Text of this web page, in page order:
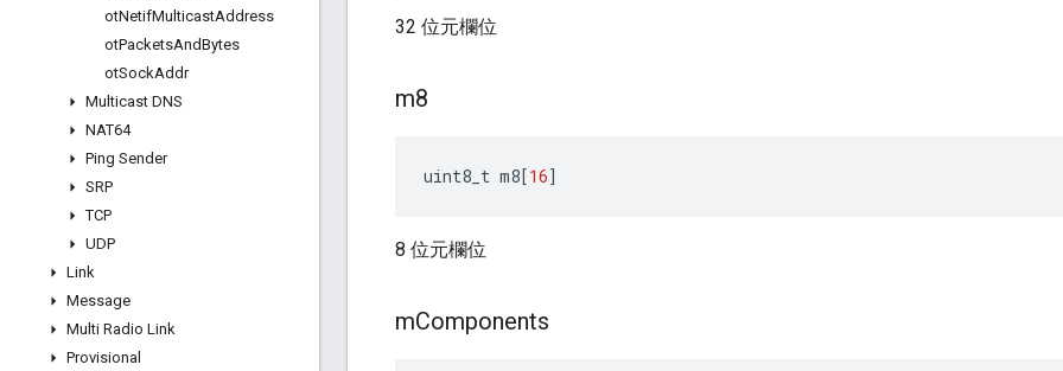
otNetifMulticastAddress
otPacketsAndBytes
otSockAddr
Multicast DNS
NAT64
Ping Sender
SRP
TCP
UDP
Link
Message
Multi Radio Link
Provisional
32 位元欄位
m8
uint8_t m8[16]
8 位元欄位
mComponents